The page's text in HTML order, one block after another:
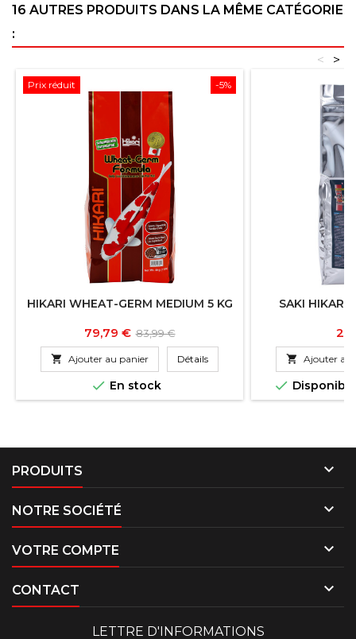
16 AUTRES PRODUITS DANS LA MÊME CATÉGORIE
:
>
<
-5%
Prix réduit
HIKARI WHEAT-GERM MEDIUM 5 KG
Prix
79,79 € Prix
de
base
83,99 €
 Ajouter au panier Détails
 En stock
SAKI HIKARI
 Ajouter au

PRODUITS 
NOTRE SOCIÉTÉ 
VOTRE COMPTE 
CONTACT 
LETTRE D'INFORMATIONS